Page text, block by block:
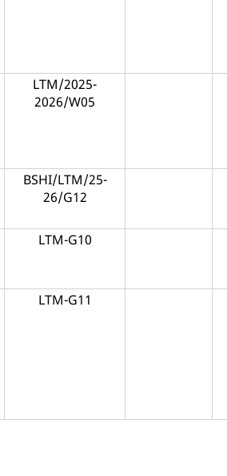
LTM/2025-
2026/W05
BSHI/LTM/25-
26/G12
LTM-G10
LTM-G11